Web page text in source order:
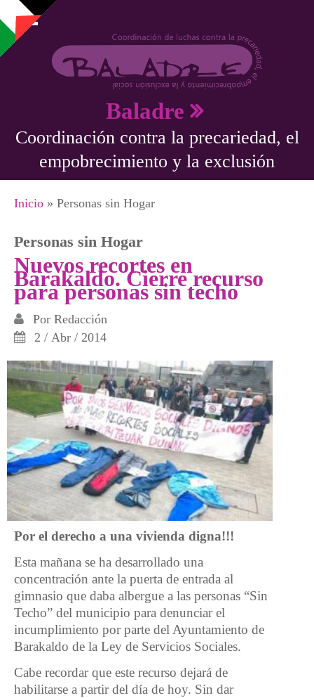
Pasar al contenido principal
Baladre
Coordinación contra la precariedad, el
empobrecimiento y la exclusión
Se encuentra usted aquí
Inicio » Personas sin Hogar
Personas sin Hogar
Nuevos recortes en
Barakaldo. Cierre recurso
para personas sin techo
Por Redacción
2 / Abr / 2014
Por el derecho a una vivienda digna!!!
Esta mañana se ha desarrollado una
concentración ante la puerta de entrada al
gimnasio que daba albergue a las personas “Sin
Techo” del municipio para denunciar el
incumplimiento por parte del Ayuntamiento de
Barakaldo de la Ley de Servicios Sociales.
Cabe recordar que este recurso dejará de
habilitarse a partir del día de hoy. Sin dar